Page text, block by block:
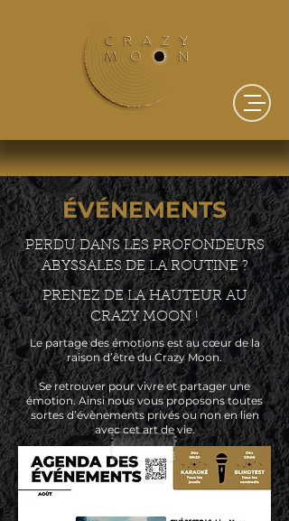
ÉVÉNEMENTS
PERDU DANS LES PROFONDEURS
ABYSSALES DE LA ROUTINE ?
PRENEZ DE LA HAUTEUR AU
CRAZY MOON !
Le partage des émotions est au cœur de la
raison d’être du Crazy Moon.
Se retrouver pour vivre et partager une
émotion. Ainsi nous vous proposons toutes
sortes d’évènements privés ou non en lien
avec cet art de vie.